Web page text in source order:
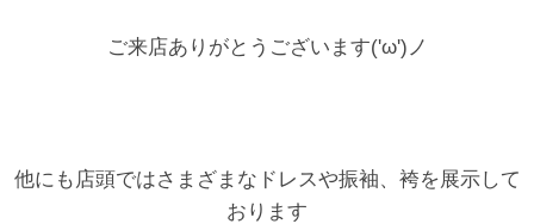
ご来店ありがとうございます('ω')ノ
他にも店頭ではさまざまなドレスや振袖、袴を展示して
おります